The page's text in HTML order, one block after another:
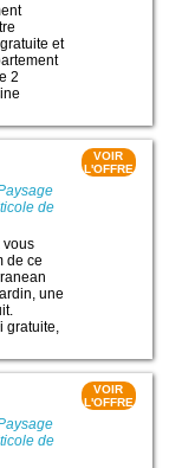
et
2
de
vous
de ce
une
gratuite,
VOIR
L'OFFRE
de
VOIR
L'OFFRE